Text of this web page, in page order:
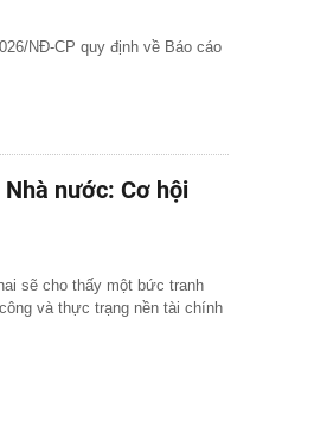
idol
loạt giải
tiên cổ phiếu
cho cả
công an chặn
như thế
NĐ-CP quy định về Báo cáo
nước: Cơ hội
sẽ cho thấy một bức tranh
và thực trạng nền tài chính